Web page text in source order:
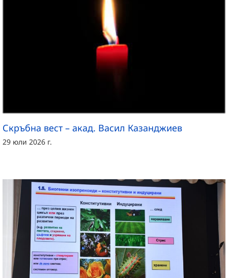
Скръбна вест – акад. Васил Казанджиев
29 юли 2026 г.